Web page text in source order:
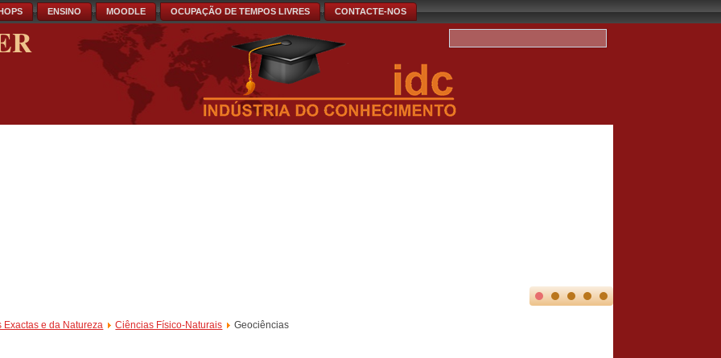
ENSINO MOODLE OCUPAÇÃO DE TEMPOS LIVRES CONTACTE-NOS
Exactas e da Natureza Ciências Físico-Naturais Geociências